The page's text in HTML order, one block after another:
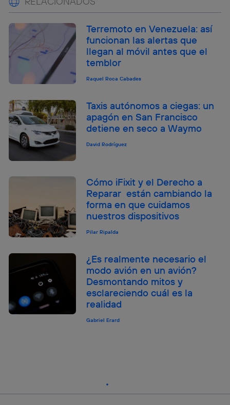
Terremoto en Venezuela: así
funcionan las alertas que
llegan al móvil antes que el
temblor
Raquel Roca Cabades
Taxis autónomos a ciegas: un
apagón en San Francisco
detiene en seco a Waymo
David Rodríguez
Cómo iFixit y el Derecho a
Reparar están cambiando la
forma en que cuidamos
nuestros dispositivos
Pilar Ripalda
¿Es realmente necesario el
modo avión en un avión?
Desmontando mitos y
esclareciendo cuál es la
realidad
Gabriel Erard